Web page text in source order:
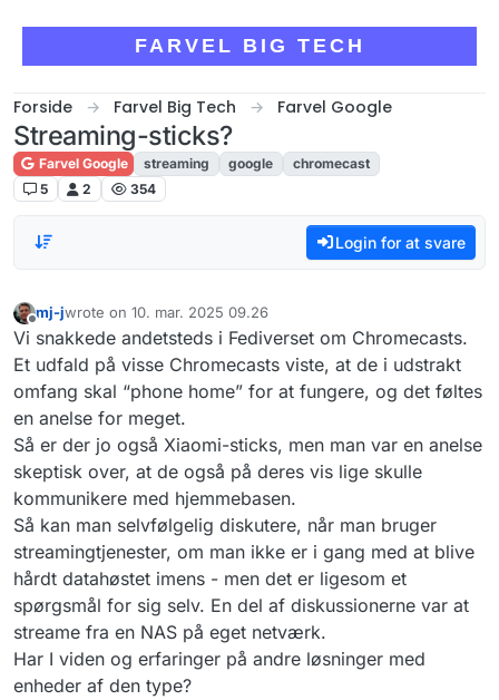
FARVEL BIG TECH
Forside Farvel Big Tech Farvel Google
Streaming-sticks?
Farvel Google streaming google
chromecast
5
2 354
Login for at svare
Offline
mj-jwrote on 10. mar. 2025 09.26
sidst redigeret af
Vi snakkede andetsteds i Fediverset om Chromecasts.
Et udfald på visse Chromecasts viste, at de i udstrakt
omfang skal “phone home” for at fungere, og det føltes
en anelse for meget.
Så er der jo også Xiaomi-sticks, men man var en anelse
skeptisk over, at de også på deres vis lige skulle
kommunikere med hjemmebasen.
Så kan man selvfølgelig diskutere, når man bruger
streamingtjenester, om man ikke er i gang med at blive
hårdt datahøstet imens - men det er ligesom et
spørgsmål for sig selv. En del af diskussionerne var at
streame fra en NAS på eget netværk.
Har I viden og erfaringer på andre løsninger med
enheder af den type?